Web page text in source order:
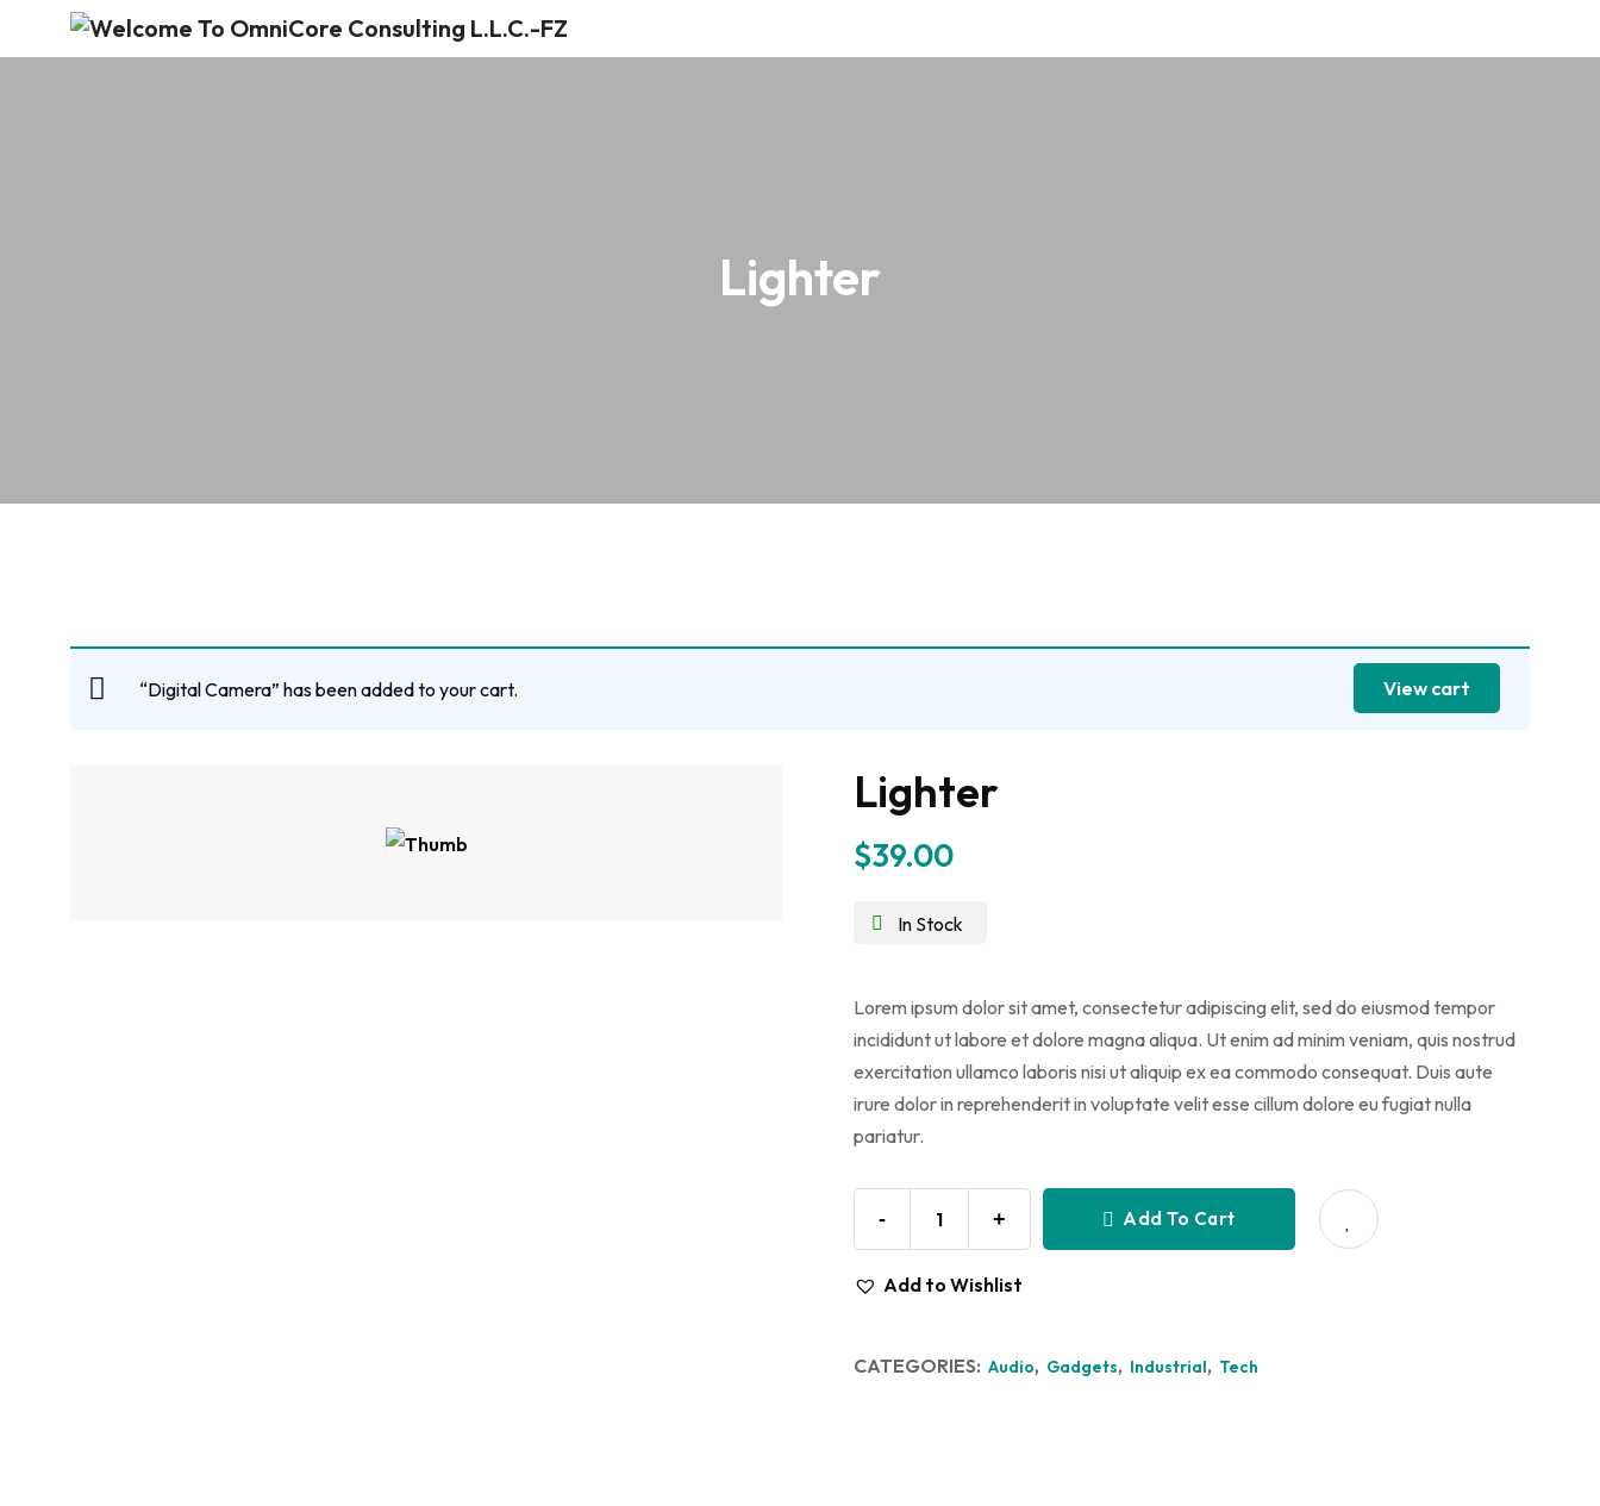
Lighter
View cart
“Digital Camera” has been added to your cart.
Lighter
$39.00
In Stock
Lorem ipsum dolor sit amet, consectetur adipiscing elit, sed do eiusmod tempor
incididunt ut labore et dolore magna aliqua. Ut enim ad minim veniam, quis nostrud
exercitation ullamco laboris nisi ut aliquip ex ea commodo consequat. Duis aute
irure dolor in reprehenderit in voluptate velit esse cillum dolore eu fugiat nulla
pariatur.
- + Add To Cart
Add to Wishlist
CATEGORIES: Audio, Gadgets, Industrial, Tech